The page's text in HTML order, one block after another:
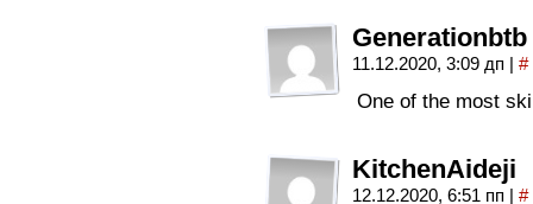
Generationbtb
11.12.2020, 3:09 дп | #
One of the most
KitchenAideji
12.12.2020, 6:51 пп | #